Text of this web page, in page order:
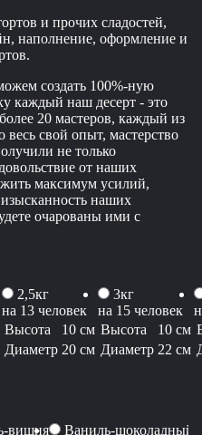
и прочих сладостей,
наполнение, оформление и
создать 100%-ную
каждый наш десерт - это
20 мастеров, каждый из
весь свой опыт, мастерство
не только
от наших
максимум усилий,
наших
очарованы ими с
2,5кг
на 13 человек
Высота
10 см
Диаметр 20 см
3кг
на 15 человек
Высота
10 см
Диаметр 22 см
вишня
Ваниль-шоколадный